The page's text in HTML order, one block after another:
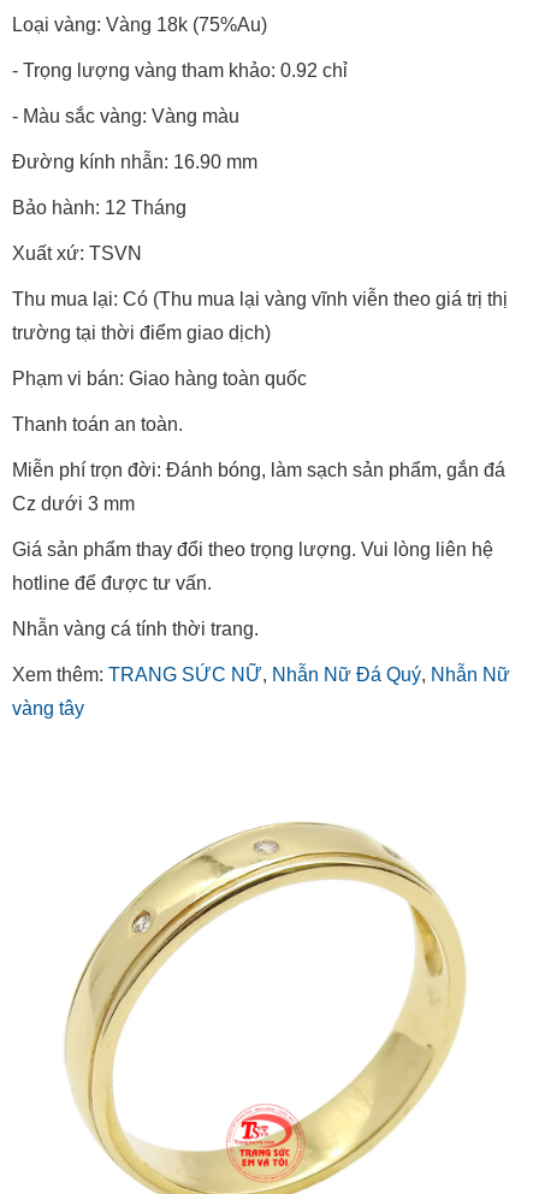
Loại vàng: Vàng 18k (75%Au)
- Trọng lượng vàng tham khảo: 0.92 chỉ
- Màu sắc vàng: Vàng màu
Đường kính nhẫn: 16.90 mm
Bảo hành: 12 Tháng
Xuất xứ: TSVN
Thu mua lại: Có (Thu mua lại vàng vĩnh viễn theo giá trị thị
trường tại thời điểm giao dịch)
Phạm vi bán: Giao hàng toàn quốc
Thanh toán an toàn.
Miễn phí trọn đời: Đánh bóng, làm sạch sản phẩm, gắn đá
Cz dưới 3 mm
Giá sản phẩm thay đổi theo trọng lượng. Vui lòng liên hệ
hotline để được tư vấn.
Nhẫn vàng cá tính thời trang.
Xem thêm: TRANG SỨC NỮ, Nhẫn Nữ Đá Quý, Nhẫn Nữ
vàng tây